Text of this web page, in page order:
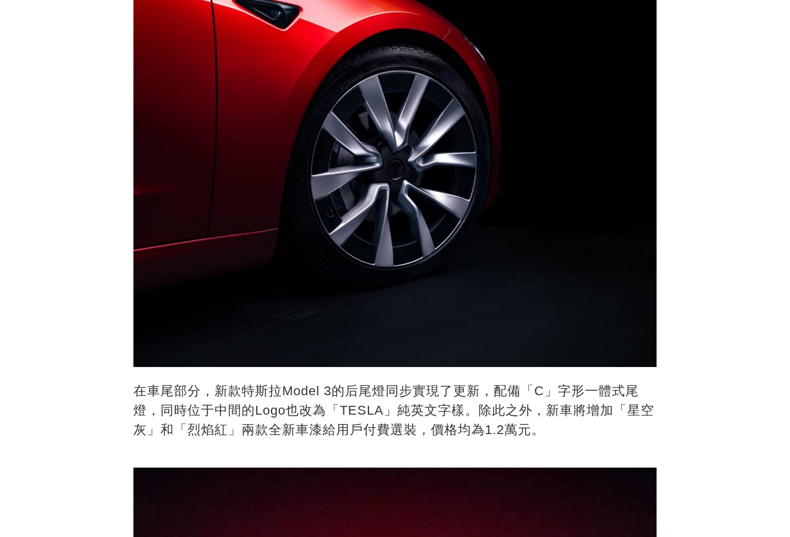
在車尾部分，新款特斯拉Model 3的后尾燈同步實現了更新，配備「C」字形一體式尾
燈，同時位于中間的Logo也改為「TESLA」純英文字樣。除此之外，新車將增加「星空
灰」和「烈焰紅」兩款全新車漆給用戶付費選裝，價格均為1.2萬元。